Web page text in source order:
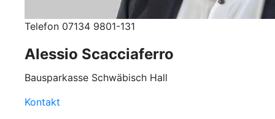
Telefon 07134 9801-131
Alessio Scacciaferro
Bausparkasse Schwäbisch Hall
Kontakt